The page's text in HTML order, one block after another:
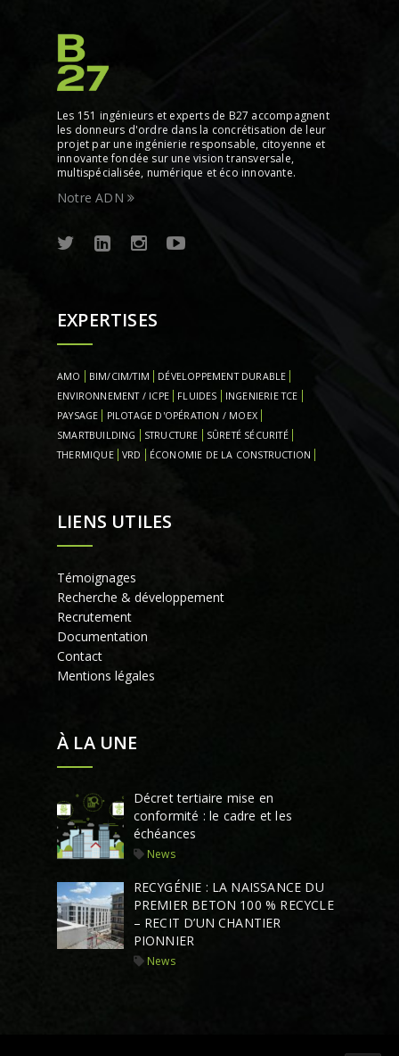
Les 151 ingénieurs et experts de B27 accompagnent
les donneurs d'ordre dans la concrétisation de leur
projet par une ingénierie responsable, citoyenne et
innovante fondée sur une vision transversale,
multispécialisée, numérique et éco innovante.
Notre ADN
EXPERTISES
AMO BIM/CIM/TIM
DÉVELOPPEMENT DURABLE
ENVIRONNEMENT / ICPE
FLUIDES
INGENIERIE TCE
PAYSAGE
PILOTAGE D'OPÉRATION / MOEX
SMARTBUILDING
STRUCTURE
SÛRETÉ SÉCURITÉ
THERMIQUE
VRD ÉCONOMIE DE LA CONSTRUCTION
LIENS UTILES
Témoignages
Recherche & développement
Recrutement
Documentation
Contact
Mentions légales
À LA UNE
Décret tertiaire mise en
conformité : le cadre et les
échéances
News
RECYGÉNIE : LA NAISSANCE DU
PREMIER BETON 100 % RECYCLE
– RECIT D’UN CHANTIER
PIONNIER
News